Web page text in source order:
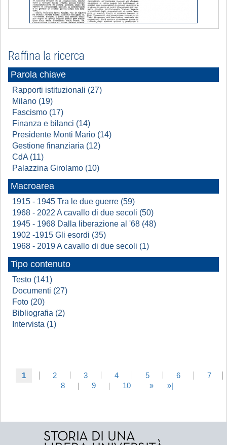
Raffina la ricerca
Parola chiave
Rapporti istituzionali (27)
Milano (19)
Fascismo (17)
Finanza e bilanci (14)
Presidente Monti Mario (14)
Gestione finanziaria (12)
CdA (11)
Palazzina Girolamo (10)
Macroarea
1915 - 1945 Tra le due guerre (59)
1968 - 2022 A cavallo di due secoli (50)
1945 - 1968 Dalla liberazione al '68 (48)
1902 -1915 Gli esordi (35)
1968 - 2019 A cavallo di due secoli (1)
Tipo contenuto
Testo (141)
Documenti (27)
Foto (20)
Bibliografia (2)
Intervista (1)
1 2 3 4 5 6
7
8
9 10 » »|